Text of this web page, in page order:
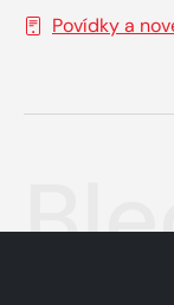
Povídky a